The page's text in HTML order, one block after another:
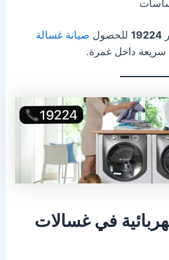
19224 للحصول صيانة غسالة
داخل غمرة.
في غسالات